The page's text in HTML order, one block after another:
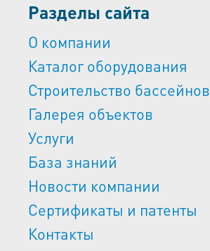
Разделы сайта
О компании
Каталог оборудования
Строительство бассейнов
Галерея объектов
Услуги
База знаний
Новости компании
Сертификаты и патенты
Контакты